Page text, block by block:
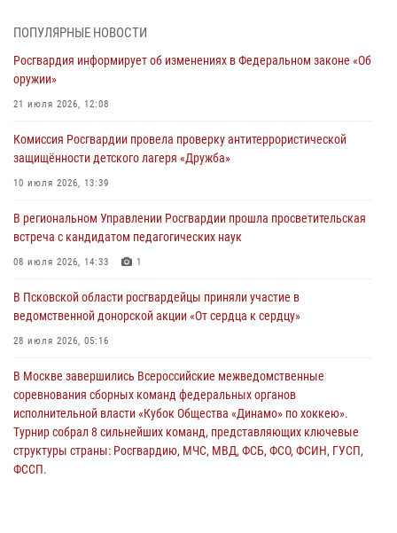
03 августа 2026, 17:21
21 единицу оружия изъяли Псковские росгвардейцы за неделю
03 августа 2026, 14:10
безопасности во время празднования Дня ВДВ
улицу Труда
31 июля 2026, 13:53
Всероссийского конкурса профессионального мастерства среди
сотрудников вневедомственной охраны Росгвардии, Псковские
Росгвардейцы одержали победу
ПОПУЛЯРНЫЕ НОВОСТИ
Росгвардия информирует об изменениях в Федеральном законе «Об
оружии»
21 июля 2026, 12:08
Комиссия Росгвардии провела проверку антитеррористической
защищённости детского лагеря «Дружба»
10 июля 2026, 13:39
В региональном Управлении Росгвардии прошла просветительская
встреча с кандидатом педагогических наук
08 июля 2026, 14:33 1
В Псковской области росгвардейцы приняли участие в
ведомственной донорской акции «От сердца к сердцу»
28 июля 2026, 05:16
В Москве завершились Всероссийские межведомственные
соревнования сборных команд федеральных органов
исполнительной власти «Кубок Общества «Динамо» по хоккею».
Турнир собрал 8 сильнейших команд, представляющих ключевые
структуры страны: Росгвардию, МЧС, МВД, ФСБ, ФСО, ФСИН, ГУСП,
ФССП.